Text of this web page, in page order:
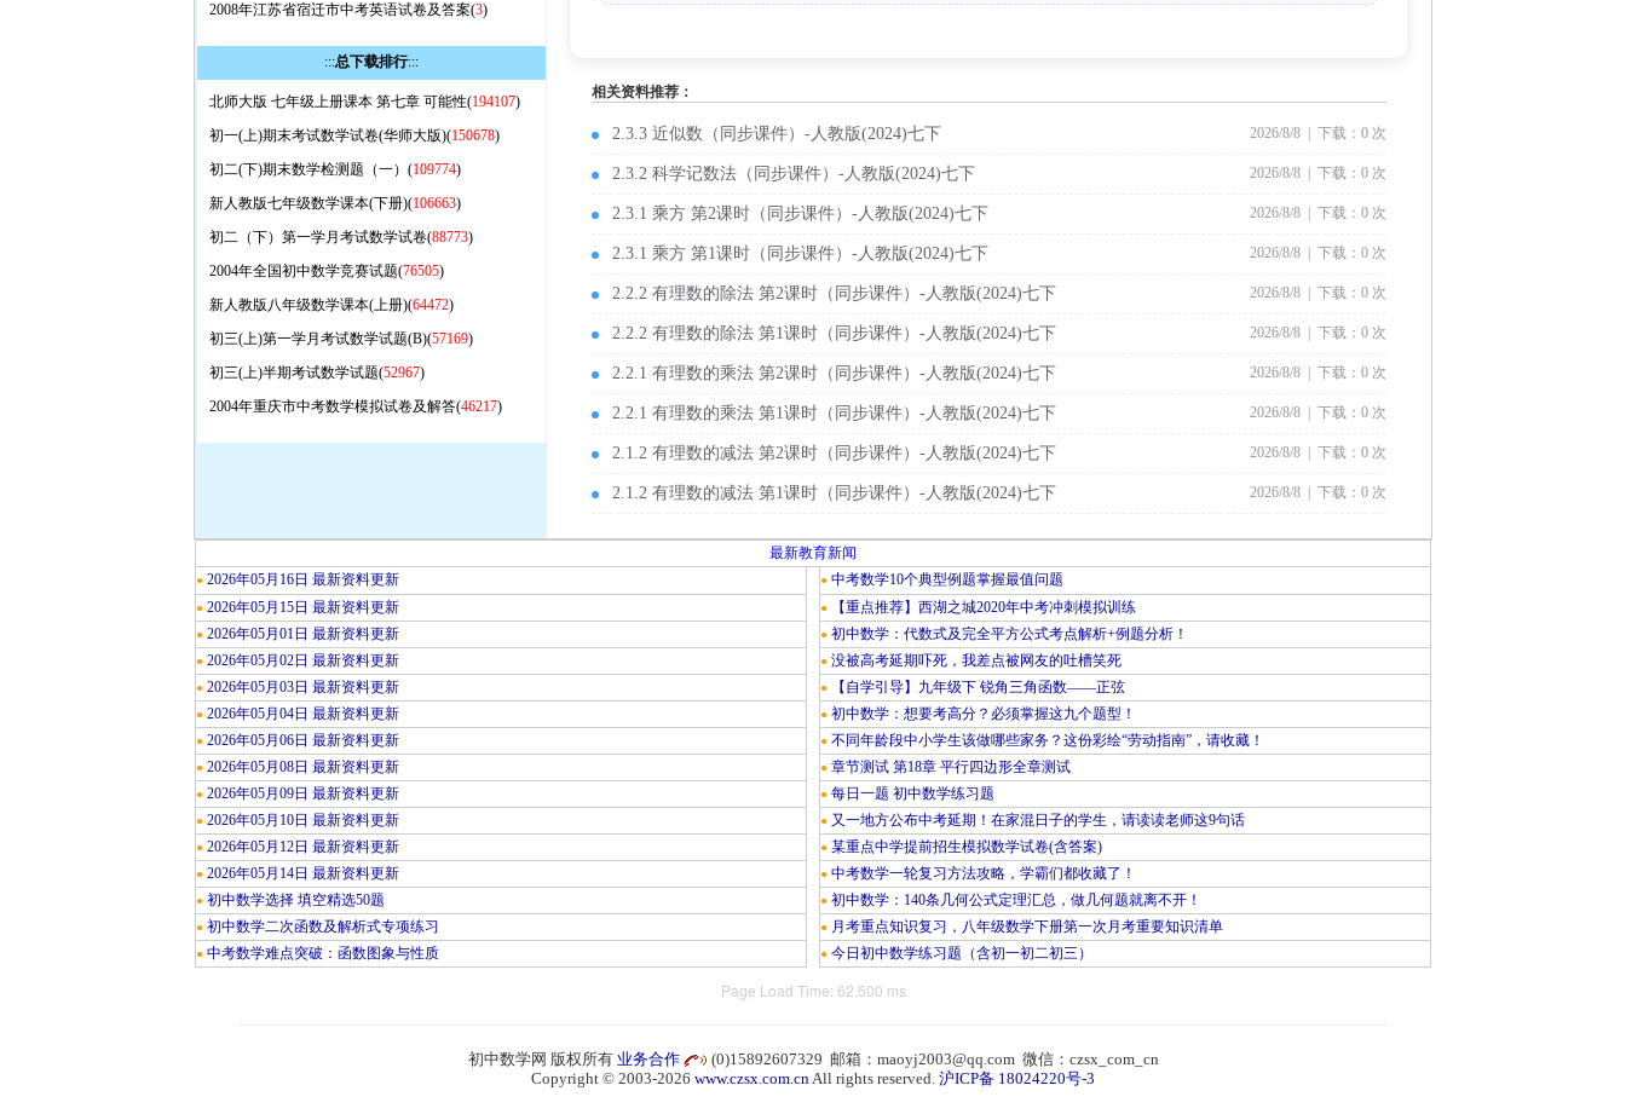
2008年江苏省宿迁市中考英语试卷及答案(3)
:::总下载排行:::
北师大版 七年级上册课本 第七章 可能性(194107)
初一(上)期末考试数学试卷(华师大版)(150678)
初二(下)期末数学检测题（一）(109774)
新人教版七年级数学课本(下册)(106663)
初二（下）第一学月考试数学试卷(88773)
2004年全国初中数学竞赛试题(76505)
新人教版八年级数学课本(上册)(64472)
初三(上)第一学月考试数学试题(B)(57169)
初三(上)半期考试数学试题(52967)
2004年重庆市中考数学模拟试卷及解答(46217)
相关资料推荐：
2.3.3 近似数（同步课件）-人教版(2024)七下 2026/8/8 | 下载：0 次
2.3.2 科学记数法（同步课件）-人教版(2024)七下 2026/8/8 | 下载：0 次
2.3.1 乘方 第2课时（同步课件）-人教版(2024)七下 2026/8/8 | 下载：0 次
2.3.1 乘方 第1课时（同步课件）-人教版(2024)七下 2026/8/8 | 下载：0 次
2.2.2 有理数的除法 第2课时（同步课件）-人教版(2024)七下 2026/8/8 | 下载：0 次
2.2.2 有理数的除法 第1课时（同步课件）-人教版(2024)七下 2026/8/8 | 下载：0 次
2.2.1 有理数的乘法 第2课时（同步课件）-人教版(2024)七下 2026/8/8 | 下载：0 次
2.2.1 有理数的乘法 第1课时（同步课件）-人教版(2024)七下 2026/8/8 | 下载：0 次
2.1.2 有理数的减法 第2课时（同步课件）-人教版(2024)七下 2026/8/8 | 下载：0 次
2.1.2 有理数的减法 第1课时（同步课件）-人教版(2024)七下 2026/8/8 | 下载：0 次
最新教育新闻
● 2026年05月16日 最新资料更新
● 2026年05月15日 最新资料更新
● 2026年05月01日 最新资料更新
● 2026年05月02日 最新资料更新
● 2026年05月03日 最新资料更新
● 2026年05月04日 最新资料更新
● 2026年05月06日 最新资料更新
● 2026年05月08日 最新资料更新
● 2026年05月09日 最新资料更新
● 2026年05月10日 最新资料更新
● 2026年05月12日 最新资料更新
● 2026年05月14日 最新资料更新
● 初中数学选择 填空精选50题
● 初中数学二次函数及解析式专项练习
● 中考数学难点突破：函数图象与性质
● 中考数学10个典型例题掌握最值问题
● 【重点推荐】西湖之城2020年中考冲刺模拟训练
● 初中数学：代数式及完全平方公式考点解析+例题分析！
● 没被高考延期吓死，我差点被网友的吐槽笑死
● 【自学引导】九年级下 锐角三角函数——正弦
● 初中数学：想要考高分？必须掌握这九个题型！
● 不同年龄段中小学生该做哪些家务？这份彩绘“劳动指南”，请收藏！
● 章节测试 第18章 平行四边形全章测试
● 每日一题 初中数学练习题
● 又一地方公布中考延期！在家混日子的学生，请读读老师这9句话
● 某重点中学提前招生模拟数学试卷(含答案)
● 中考数学一轮复习方法攻略，学霸们都收藏了！
● 初中数学：140条几何公式定理汇总，做几何题就离不开！
● 月考重点知识复习，八年级数学下册第一次月考重要知识清单
● 今日初中数学练习题（含初一初二初三）
Page Load Time: 62.500 ms
初中数学网 版权所有 业务合作
(0)15892607329 邮箱：maoyj2003@qq.com 微信：czsx_com_cn
Copyright © 2003-2026 www.czsx.com.cnAll rights reserved. 沪ICP备 18024220号-3